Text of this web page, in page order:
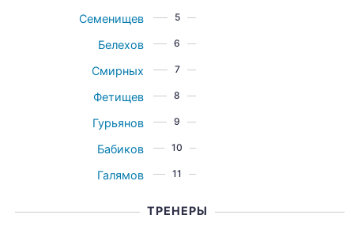
Семенищев 5
Белехов 6
Смирных 7
Фетищев 8
Гурьянов 9
Бабиков 10
Галямов 11
ТРЕНЕРЫ